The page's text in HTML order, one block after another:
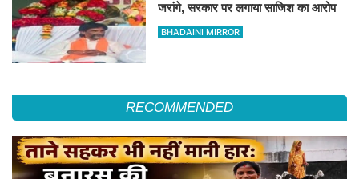
जरांगे, सरकार पर लगाया साजिश का आरोप
BHADAINI MIRROR
RECOMMENDED